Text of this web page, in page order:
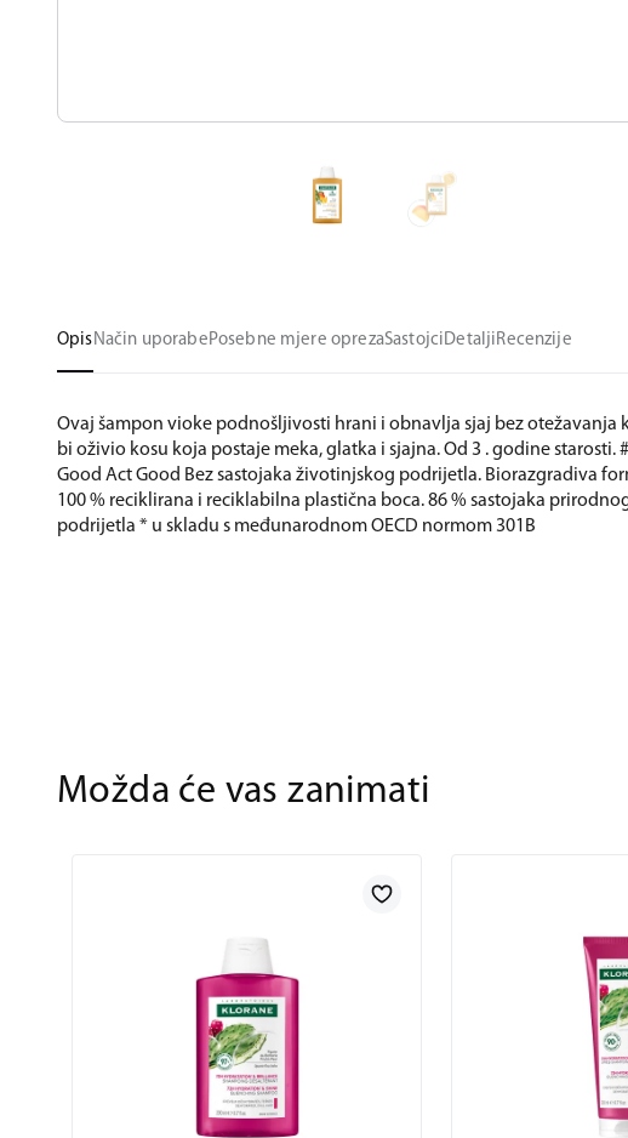
OpisNačin uporabePosebne mjere oprezaSastojciDetaljiRecenzije
Ovaj šampon vioke podnošljivosti hrani i obnavlja sjaj bez otežavanja
bi oživio kosu koja postaje meka, glatka i sjajna. Od 3 . godine starosti. #
Good Act Good Bez sastojaka životinjskog podrijetla. Biorazgradiva
100 % reciklirana i reciklabilna plastična boca. 86 % sastojaka
podrijetla * u skladu s međunarodnom OECD normom 301B
Možda će vas zanimati